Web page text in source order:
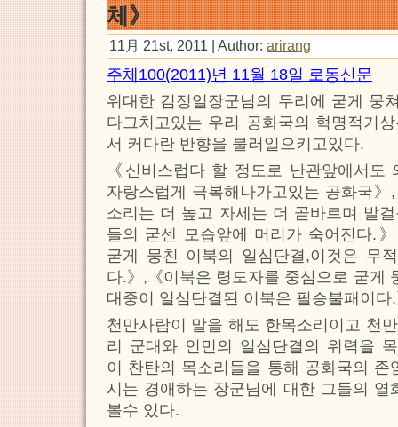
체》
11月 21st, 2011 | Author: arirang
주체100(2011)년 11월 18일 로동신문
위대한 김정일장군님의 두리에 굳게 뭉
다그치고있는 우리 공화국의 혁명적기
서 커다란 반향을 불러일으키고있다.
《신비스럽다 할 정도로 난관앞에서
자랑스럽게 극복해나가고있는 공화국
소리는 더 높고 자세는 더 곧바르며 발
들의 굳센 모습앞에 머리가 숙어진다.
굳게 뭉친 이북의 일심단결,이것은 무
다.》,《이북은 령도자를 중심으로 굳게
대중이 일심단결된 이북은 필승불패이
천만사람이 말을 해도 한목소리이고 천
리 군대와 인민의 일심단결의 위력을
이 찬탄의 목소리들을 통해 공화국의
시는 경애하는 장군님에 대한 그들의
볼수 있다.